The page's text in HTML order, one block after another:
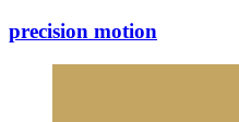
precision motion